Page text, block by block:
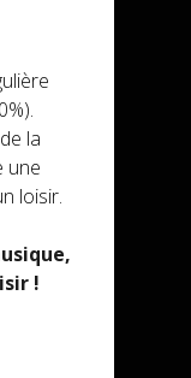
la
une
loisir.
!